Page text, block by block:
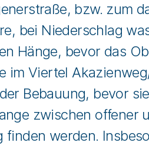
bzw. zum
bei Niederschlag
Hänge, bevor das
im Viertel
Bebauung, bevor
zwischen offener
finden werden.